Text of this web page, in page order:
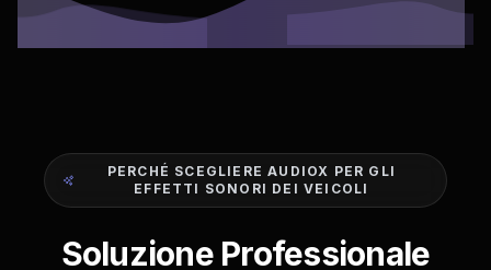
PERCHÉ SCEGLIERE AUDIOX PER GLI
EFFETTI SONORI DEI VEICOLI
Soluzione Professionale